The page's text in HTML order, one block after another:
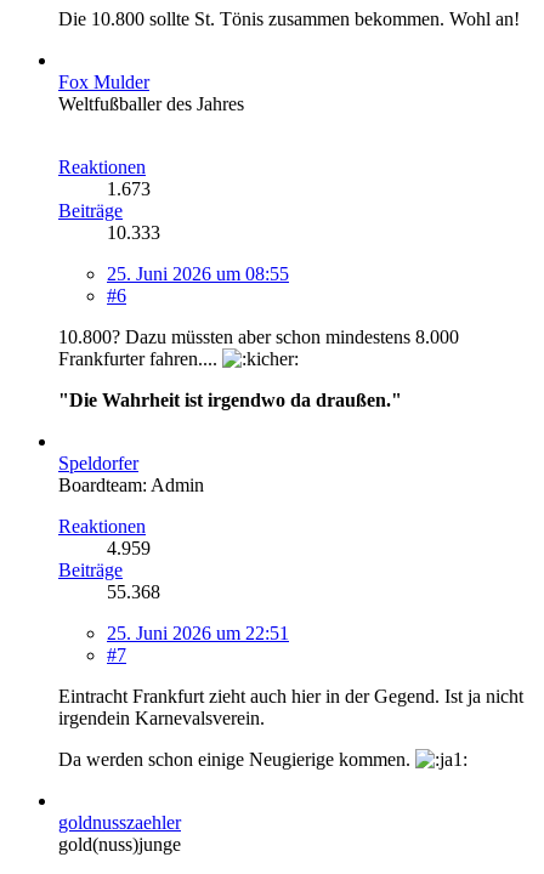
Die 10.800 sollte St. Tönis zusammen bekommen. Wohl an!
Fox Mulder
Weltfußballer des Jahres
Reaktionen
1.673
Beiträge
10.333
25. Juni 2026 um 08:55
#6
10.800? Dazu müssten aber schon mindestens 8.000
Frankfurter fahren....
"Die Wahrheit ist irgendwo da draußen."
Speldorfer
Boardteam: Admin
Reaktionen
4.959
Beiträge
55.368
25. Juni 2026 um 22:51
#7
Eintracht Frankfurt zieht auch hier in der Gegend. Ist ja nicht
irgendein Karnevalsverein.
Da werden schon einige Neugierige kommen.
goldnusszaehler
gold(nuss)junge